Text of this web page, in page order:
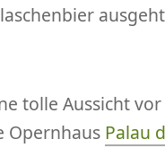
tolle Aussicht
Opernhaus Palau